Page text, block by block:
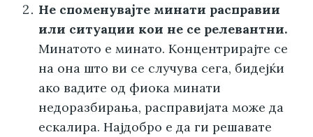
Не споменувајте минати расправии
или ситуации кои не се релевантни.
Минатото е минато. Концентрирајте се
на она што ви се случува сега, бидејќи
ако вадите од фиока минати
недоразбирања, расправијата може да
ескалира. Најдобро е да ги решавате